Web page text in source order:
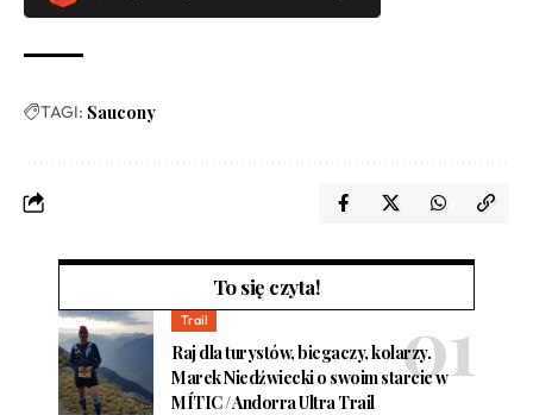
TAGI: Saucony
To się czyta!
Trail
Raj dla turystów, biegaczy, kolarzy.
Marek Niedźwiecki o swoim starcie w
MÍTIC / Andorra Ultra Trail